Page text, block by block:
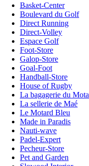
Basket-Center
Boulevard du Golf
Direct Running
Direct-Volley
Espace Golf
Foot-Store
Galop-Store
Goal-Foot
Handball-Store
House of Rugby
La bagagerie du
La sellerie de Maé
Le Motard Bleu
Made in Paradis
Nauti-wave
Padel-Expert
Pecheur-Store
Pet and Garden